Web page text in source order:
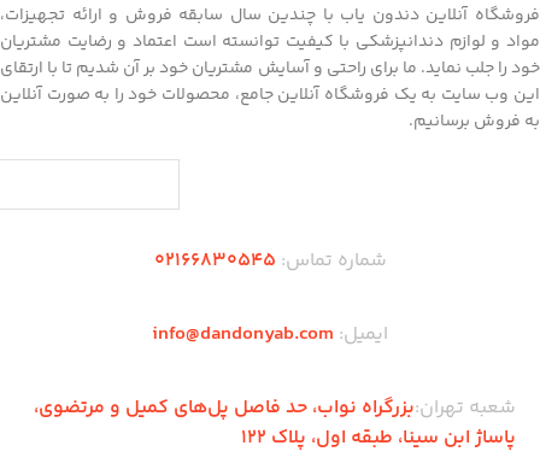
فروشگاه آنلاین دندون یاب با چندین سال سابقه فروش و ارائه تجهیزات،
مواد و لوازم دندانپزشکی با کیفیت توانسته است اعتماد و رضایت مشتریان
خود را جلب نماید. ما برای راحتی و آسایش مشتریان خود بر آن شدیم تا با ارتقای
این وب سایت به یک فروشگاه آنلاین جامع، محصولات خود را به صورت آنلاین
به فروش برسانیم.
شماره تماس: 02166830545
ایمیل: info@dandonyab.com
شعبه تهران:بزرگراه نواب، حد فاصل پل‌های کمیل و مرتضوی،
پاساژ ابن سینا، طبقه اول، پلاک 122